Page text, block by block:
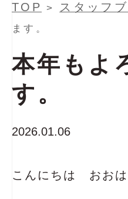
TOP > スタッフ
ます。
本年もよ
す。
2026.01.06
こんにちは おおは